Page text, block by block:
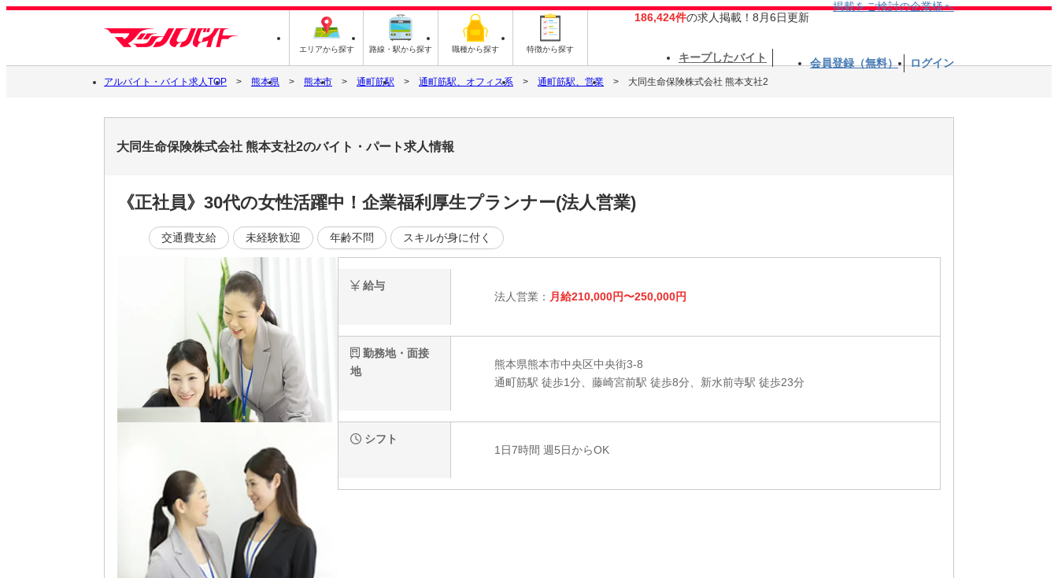
エリアから探す 路線・駅から探す 職種から探す 特徴から探す
186,424件の求人掲載！8月6日更新
掲載をご検討の企業様へ
キープしたバイト 会員登録（無料） ログイン
アルバイト・バイト求人TOP 熊本県 熊本市 通町筋駅 通町筋駅、オフィス系 通町筋駅、営業 大同生命保険株式会社 熊本支社2
大同生命保険株式会社 熊本支社2のバイト・パート求人情報
《正社員》30代の女性活躍中！企業福利厚生プランナー(法人営業)
交通費支給 未経験歓迎 年齢不問 スキルが身に付く
給与
法人営業： 月給210,000円〜250,000円
勤務地・面接
地
熊本県熊本市中央区中央街3-8
通町筋駅 徒歩1分、藤崎宮前駅 徒歩8分、新水前寺駅 徒歩23分
シフト
1日7時間 週5日からOK